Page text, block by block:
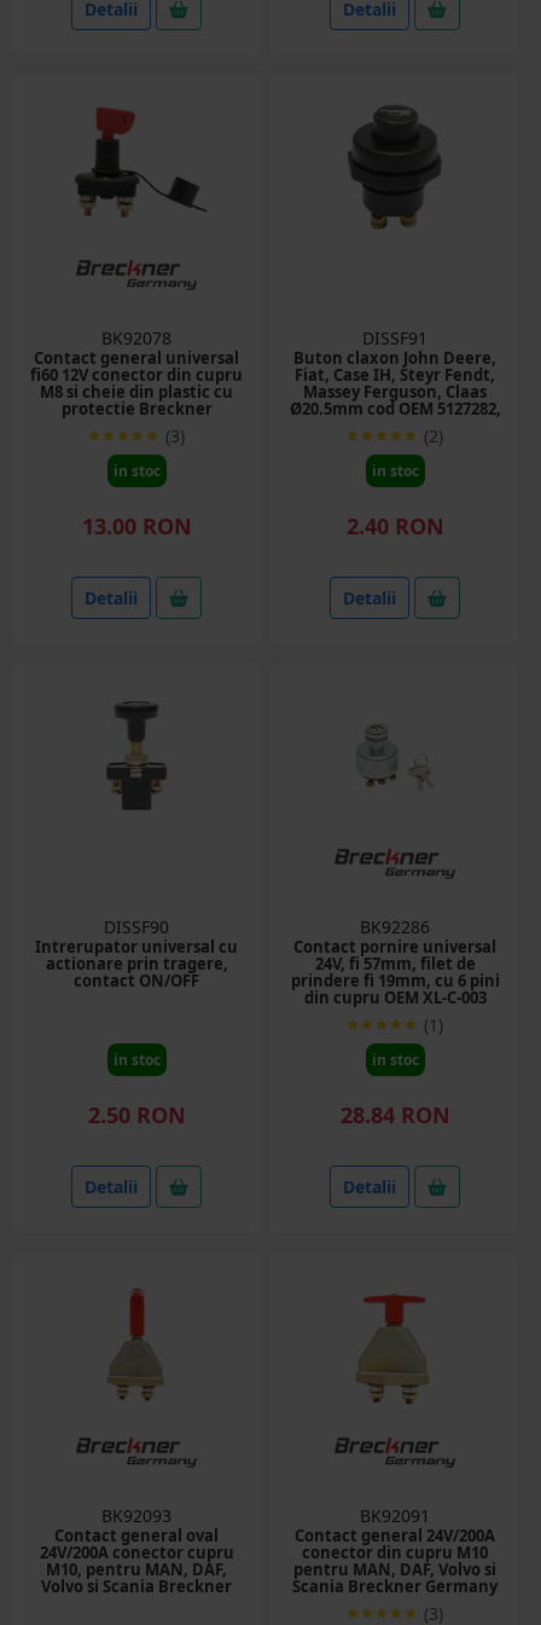
Detalii Detalii
BK92078
Contact general universal
fi60 12V conector din cupru
M8 si cheie din plastic cu
protectie Breckner
Germany(3)
in stoc
13.00 RON
Detalii
DISSF91
Buton claxon John Deere,
Fiat, Case IH, Steyr Fendt,
Massey Ferguson, Claas
Ø20.5mm cod OEM 5127282,
AL17684, 4998876,
X830240020, 3597562M1,
5127281, S.3046
(2)
in stoc
2.40 RON
Detalii
DISSF90
Intrerupator universal cu
actionare prin tragere,
contact ON/OFF
in stoc
2.50 RON
Detalii
BK92286
Contact pornire universal
24V, fi 57mm, filet de
prindere fi 19mm, cu 6 pini
din cupru OEM XL-C-003
(1)
in stoc
28.84 RON
Detalii
BK92093
Contact general oval
24V/200A conector cupru
M10, pentru MAN, DAF,
Volvo si Scania Breckner
BK92091
Contact general 24V/200A
conector din cupru M10
pentru MAN, DAF, Volvo si
Scania Breckner Germany
(3)